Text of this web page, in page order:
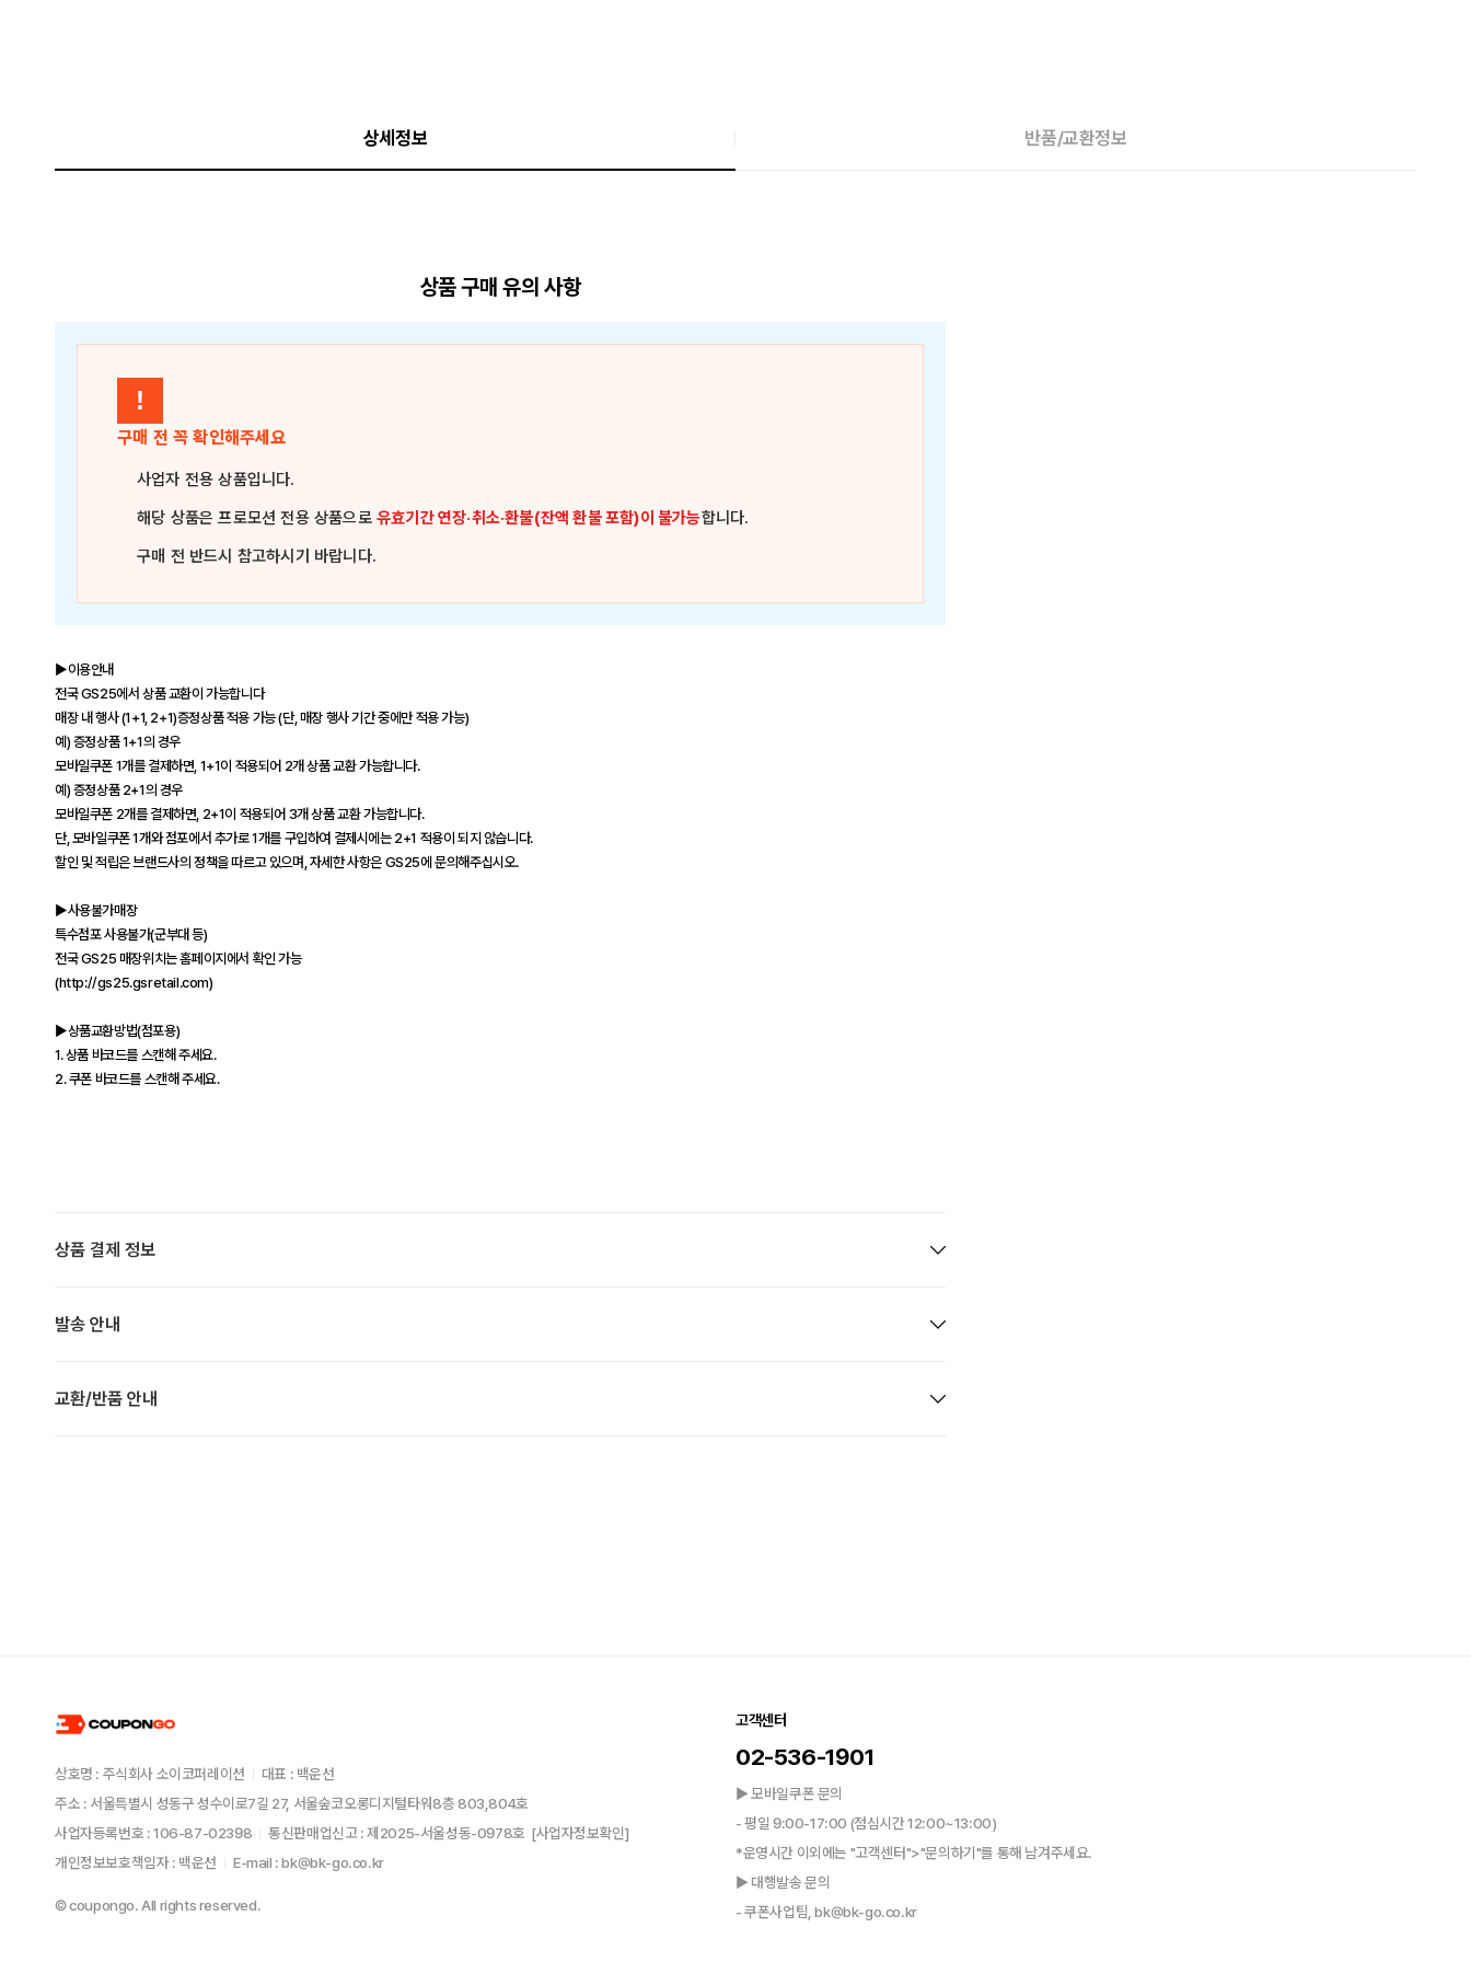
상세정보 반품/교환정보
상품 구매 유의 사항
!
구매 전 꼭 확인해주세요
사업자 전용 상품입니다.
해당 상품은프로모션 전용 상품으로유효기간 연장·취소·환불(잔액 환불 포함)이 불가능합니다.
구매 전 반드시 참고하시기 바랍니다.
▶이용안내
전국 GS25에서 상품 교환이 가능합니다
매장 내 행사 (1+1, 2+1)증정상품 적용 가능 (단, 매장 행사 기간 중에만 적용 가능)
예) 증정상품 1+1의 경우
모바일쿠폰 1개를 결제하면, 1+1이 적용되어 2개 상품 교환 가능합니다.
예) 증정상품 2+1의 경우
모바일쿠폰 2개를 결제하면, 2+1이 적용되어 3개 상품 교환 가능합니다.
단, 모바일쿠폰 1개와 점포에서 추가로 1개를 구입하여 결제시에는 2+1 적용이 되지 않습니다.
할인 및 적립은 브랜드사의 정책을 따르고 있으며, 자세한 사항은 GS25에 문의해주십시오.
▶사용불가매장
특수점포 사용불가(군부대 등)
전국 GS25 매장위치는 홈페이지에서 확인 가능
(http://gs25.gsretail.com)
▶상품교환방법(점포용)
1. 상품 바코드를 스캔해 주세요.
2. 쿠폰 바코드를 스캔해 주세요.
상품 결제 정보
발송 안내
교환/반품 안내
상호명 : 주식회사 소이코퍼레이션
대표 : 백운선
주소 : 서울특별시 성동구 성수이로7길 27, 서울숲코오롱디지털타워8층 803,804호
사업자등록번호 : 106-87-02398
통신판매업신고 : 제2025-서울성동-0978호 [사업자정보확인]
개인정보보호책임자 : 백운선
E-mail : bk@bk-go.co.kr
© coupongo. All rights reserved.
고객센터
02-536-1901
▶ 모바일쿠폰 문의
- 평일 9:00-17:00 (점심시간 12:00~13:00)
*운영시간 이외에는 "고객센터">"문의하기"를 통해 남겨주세요.
▶ 대행발송 문의
- 쿠폰사업팀, bk@bk-go.co.kr